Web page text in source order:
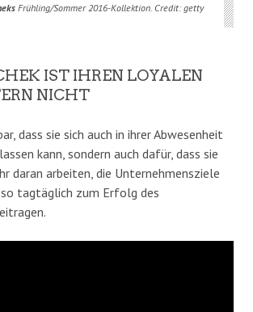
Frühling/Sommer 2016-Kollektion. Credit: getty
IST IHREN LOYALEN
NICHT
dass sie sich auch in ihrer Abwesenheit
kann, sondern auch dafür, dass sie
daran arbeiten, die Unternehmensziele
so tagtäglich zum Erfolg des